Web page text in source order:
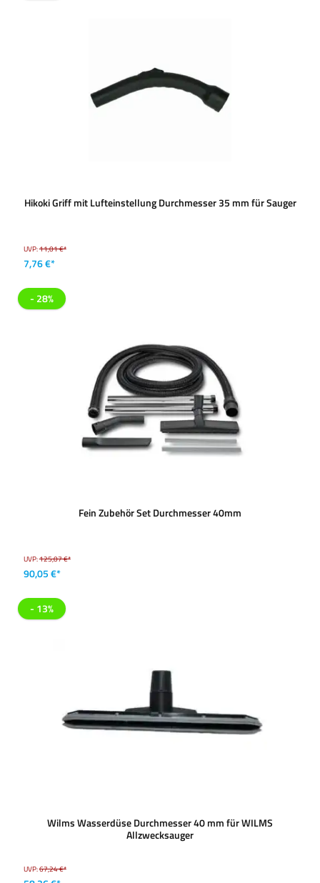
Hikoki Griff mit Lufteinstellung Durchmesser 35 mm für Sauger
UVP:11,01 €*
7,76 €*
- 28%
Fein Zubehör Set Durchmesser 40mm
UVP:125,07 €*
90,05 €*
- 13%
Wilms Wasserdüse Durchmesser 40 mm für WILMS
Allzwecksauger
UVP:67,24 €*